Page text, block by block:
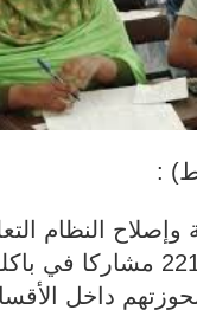
:
وإصلاح النظام
داخل